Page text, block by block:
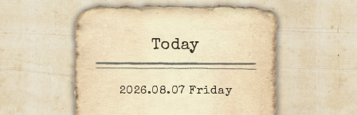
Today
2026.08.07 Friday